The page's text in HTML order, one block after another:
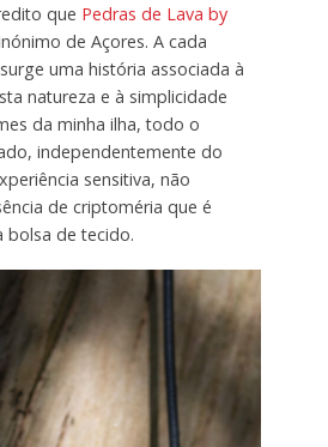
que Pedras de Lava by
de Açores. A cada
uma história associada à
natureza e à simplicidade
da minha ilha, todo o
independentemente do
sensitiva, não
de criptoméria que é
bolsa de tecido.